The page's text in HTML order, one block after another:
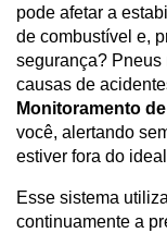
pode afetar a
de combustível e,
segurança?
causas de
Monitoramento
você, alertando
estiver fora do
Esse sistema
continuamente a